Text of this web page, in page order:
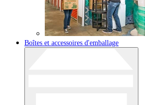
Boîtes et accessoires d'emballage